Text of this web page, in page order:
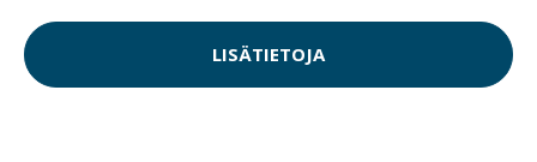
LISÄTIETOJA